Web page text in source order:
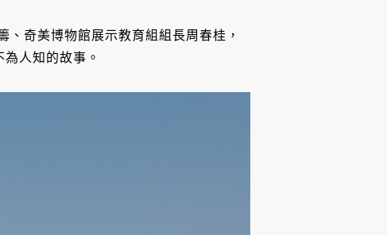
、奇美博物館展示教育組組長周春桂，
人知的故事。